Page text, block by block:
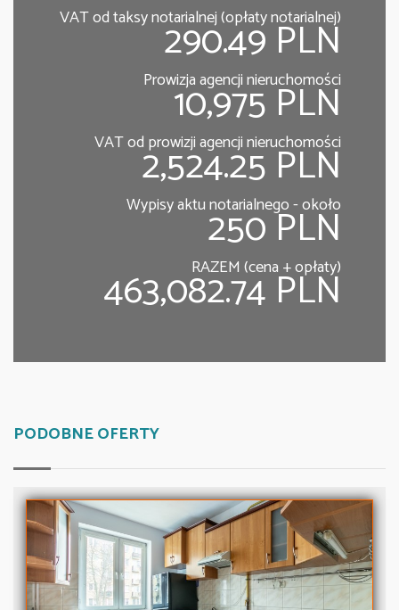
VAT od taksy notarialnej (opłaty notarialnej)
290.49 PLN
Prowizja agencji nieruchomości
10,975 PLN
VAT od prowizji agencji nieruchomości
2,524.25 PLN
Wypisy aktu notarialnego - około
250 PLN
RAZEM (cena + opłaty)
463,082.74 PLN
PODOBNE OFERTY